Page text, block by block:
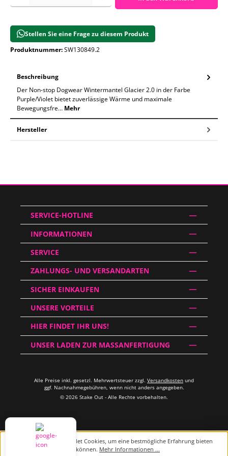
Stellen Sie eine Frage zu diesem Produkt
Produktnummer:SW130849.2
Beschreibung
Der Non-stop Dogwear Wintermantel Glacier 2.0 in der Farbe
Purple/Violet bietet zuverlässige Wärme und maximale
Bewegungsfre… Mehr
Hersteller
SERVICE-HOTLINE
INFORMATIONEN
SERVICE
ZAHLUNGS- UND VERSANDARTEN
SICHER EINKAUFEN
UNSERE VORTEILE
HIER FINDET IHR UNS!
UNSER LADEN ZUR MASSANFERTIGUNG
Alle Preise inkl. gesetzl. Mehrwertsteuer zzgl. Versandkosten und
ggf. Nachnahmegebühren, wenn nicht anders angegeben.
© 2026 Stake Out - Alle Rechte vorbehalten.
Diese Website verwendet Cookies, um eine bestmögliche Erfahrung bieten
zu können. Mehr Informationen ...